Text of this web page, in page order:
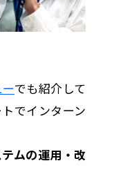
でも紹介して
でインターン
ムの運用・改